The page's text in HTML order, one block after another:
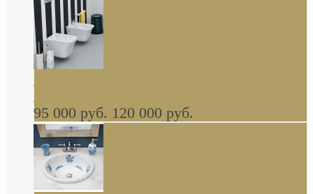
навесное КОМПЛЕКТ
95 000 руб. 120 000 руб.